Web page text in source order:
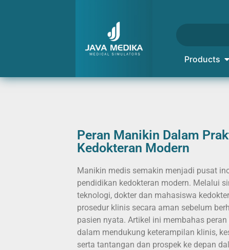
Products
Peran Manikin Dalam
Kedokteran Modern
Manikin medis semakin menjadi pusat
pendidikan kedokteran modern. Melalui
teknologi, dokter dan mahasiswa
prosedur klinis secara aman sebelum
pasien nyata. Artikel ini membahas
dalam mendukung keterampilan klinis,
serta tantangan dan prospek ke depan